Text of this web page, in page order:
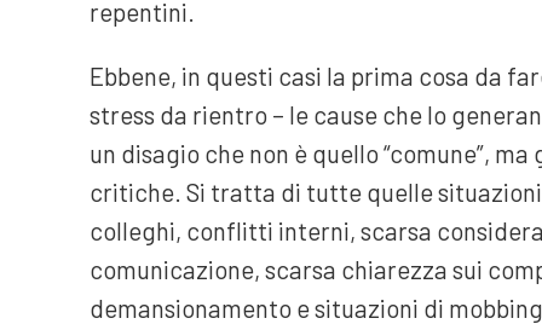
repentini.
Ebbene, in questi casi la prima cosa da
stress da rientro – le cause che lo
un disagio che non è quello “comune”,
critiche. Si tratta di tutte quelle
colleghi, conflitti interni, scarsa
comunicazione, scarsa chiarezza sui
demansionamento e situazioni di